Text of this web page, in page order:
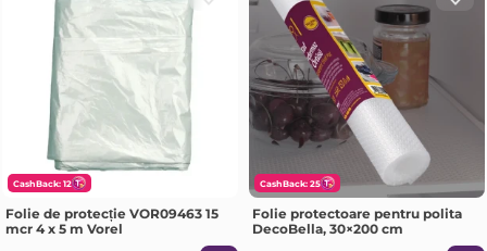
CashBack: 12
Folie de protecție VOR09463 15
mcr 4 x 5 m Vorel
CashBack: 25
Folie protectoare pentru polita
DecoBella, 30×200 cm